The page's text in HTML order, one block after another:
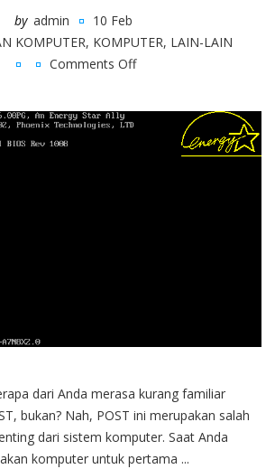
by admin
10 Feb
KOMPUTER, KOMPUTER, LAIN-LAIN
Comments Off
dari Anda merasa kurang familiar
bukan? Nah, POST ini merupakan salah
dari sistem komputer. Saat Anda
komputer untuk pertama ...